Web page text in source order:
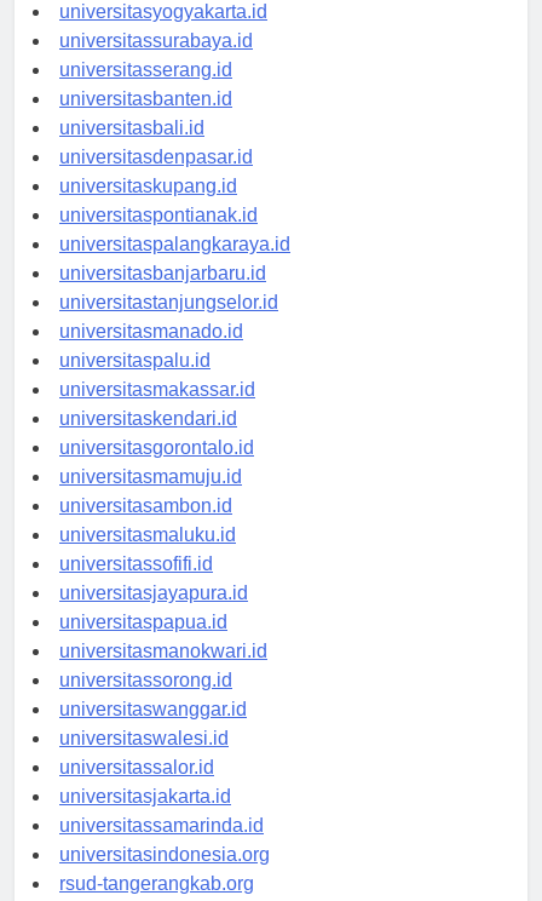
universitassemarang.id
universitasyogyakarta.id
universitassurabaya.id
universitasserang.id
universitasbanten.id
universitasbali.id
universitasdenpasar.id
universitaskupang.id
universitaspontianak.id
universitaspalangkaraya.id
universitasbanjarbaru.id
universitastanjungselor.id
universitasmanado.id
universitaspalu.id
universitasmakassar.id
universitaskendari.id
universitasgorontalo.id
universitasmamuju.id
universitasambon.id
universitasmaluku.id
universitassofifi.id
universitasjayapura.id
universitaspapua.id
universitasmanokwari.id
universitassorong.id
universitaswanggar.id
universitaswalesi.id
universitassalor.id
universitasjakarta.id
universitassamarinda.id
universitasindonesia.org